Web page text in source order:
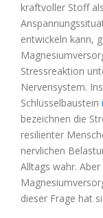
kraftvoller Stoff
entwickeln kann,
Stressreaktion
Nervensystem.
Schlüsselbaustein
bezeichnen die
resilienter
nervlichen
Alltags wahr.
dieser Frage hat